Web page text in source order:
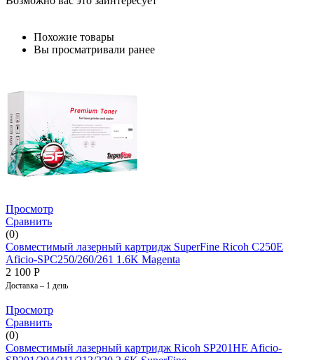
Похожие товары
Вы просматривали ранее
Просмотр
Сравнить
(0)
Совместимый лазерный картридж SuperFine Ricoh C250E
Aficio-SPC250/260/261 1.6K Magenta
2 100 Р
Доставка – 1 день
Просмотр
Сравнить
(0)
Совместимый лазерный картридж Ricoh SP201HE Aficio-